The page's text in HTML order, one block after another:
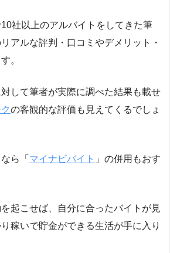
社以上のアルバイトをしてきた筆
アルな評判・口コミやデメリット・
。
して筆者が実際に調べた結果も載せ
の客観的な評価も見えてくるでしょ
ら「 マイナビバイト 」の併用もおす
起こせば、自分に合ったバイトが見
稼いで貯金ができる生活が手に入り